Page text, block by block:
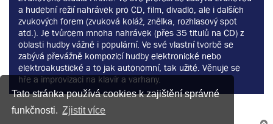
Tato stránka používá cookies k zajištění správné
funkčnosti. Zjistit více
a hudební režií nahrávek pro CD, film, divadlo, ale i dalších
zvukových forem (zvuková koláž, znělka, rozhlasový spot
atd.). Je tvůrcem mnoha nahrávek (přes 35 titulů na CD) z
oblasti hudby vážné i populární. Ve své vlastní tvorbě se
zabývá převážně kompozicí hudby elektronické nebo
elektroakustické a to jak autonomní, tak užité. Věnuje se
hře a improvizaci na klavír a varhany.